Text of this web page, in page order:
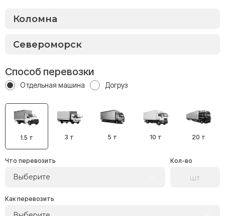
Способ перевозки
Отдельная машина Догруз
1.5 т 3 т 5 т 10 т 20 т
Что перевозить
Выберите
Кол-во
Как перевозить